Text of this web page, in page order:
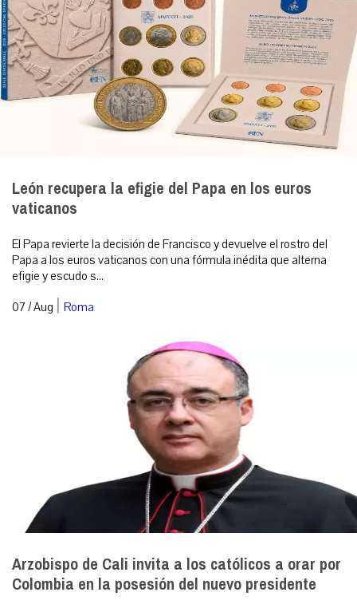
León recupera la efigie del Papa en los euros
vaticanos
El Papa revierte la decisión de Francisco y devuelve el rostro del
Papa a los euros vaticanos con una fórmula inédita que alterna
efigie y escudo s...
07 / Aug | Roma
Arzobispo de Cali invita a los católicos a orar por
Colombia en la posesión del nuevo presidente